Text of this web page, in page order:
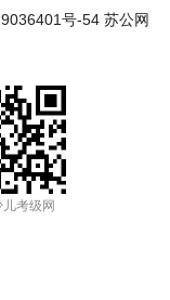
号-54 苏公网
儿考级网